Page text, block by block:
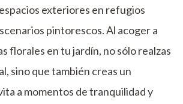
exteriores en refugios
pintorescos. Al acoger a
florales en tu jardín, no sólo realzas
sino que también creas un
a momentos de tranquilidad y